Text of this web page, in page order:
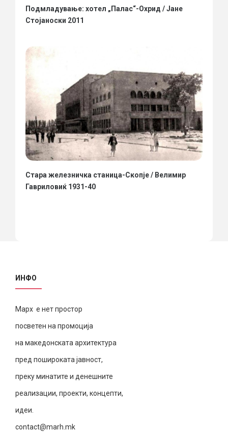
Подмладување: хотел „Палас“-Охрид / Јане
Стојаноски 2011
Стара железничка станица-Скопје / Велимир
Гавриловиќ 1931-40
ИНФО
Марх е нет простор
посветен на промоција
на македонската архитектура
пред пошироката јавност,
преку минатите и денешните
реализации, проекти, концепти,
идеи.
contact@marh.mk